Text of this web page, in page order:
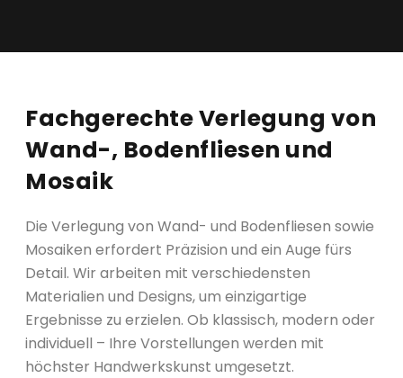
Fachgerechte Verlegung von
Wand-, Bodenfliesen und
Mosaik
Die Verlegung von Wand- und Bodenfliesen sowie
Mosaiken erfordert Präzision und ein Auge fürs
Detail. Wir arbeiten mit verschiedensten
Materialien und Designs, um einzigartige
Ergebnisse zu erzielen. Ob klassisch, modern oder
individuell – Ihre Vorstellungen werden mit
höchster Handwerkskunst umgesetzt.